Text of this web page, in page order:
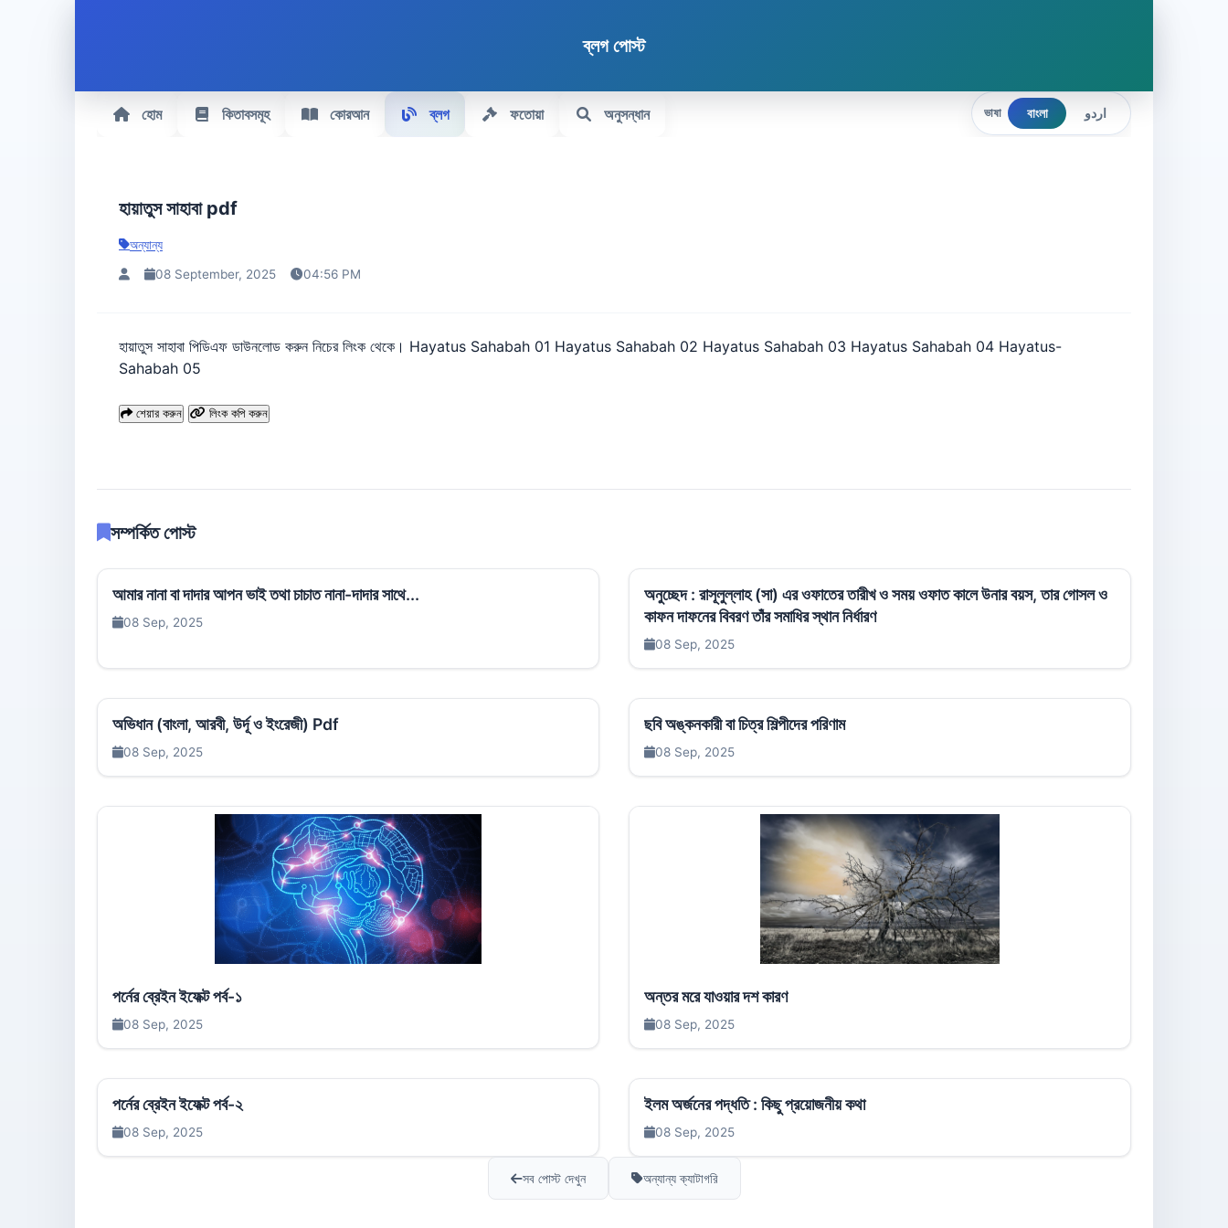
ব্লগ পোস্ট
হোম কিতাবসমূহ কোরআন ব্লগ ফতোয়া অনুসন্ধান ভাষা বাংলা اردو
হায়াতুস সাহাবা pdf
অন্যান্য
08 September, 2025 04:56 PM
হায়াতুস সাহাবা পিডিএফ ডাউনলোড করুন নিচের লিংক থেকে। Hayatus Sahabah 01 Hayatus Sahabah 02 Hayatus Sahabah 03 Hayatus Sahabah 04 Hayatus-
Sahabah 05
শেয়ার করুন লিংক কপি করুন
সম্পর্কিত পোস্ট
আমার নানা বা দাদার আপন ভাই তথা চাচাত নানা-দাদার সাথে...
08 Sep, 2025
অনুচ্ছেদ : রাসূলুল্লাহ (সা) এর ওফাতের তারীখ ও সময় ওফাত কালে উনার বয়স, তার গোসল ও
কাফন দাফনের বিবরণ তাঁর সমাধির স্থান নির্ধারণ
08 Sep, 2025
অভিধান (বাংলা, আরবী, উর্দূ ও ইংরেজী) Pdf
08 Sep, 2025
ছবি অঙ্কনকারী বা চিত্র শিল্পীদের পরিণাম
08 Sep, 2025
পর্নের ব্রেইন ইফেক্ট পর্ব-১
08 Sep, 2025
অন্তর মরে যাওয়ার দশ কারণ
08 Sep, 2025
পর্নের ব্রেইন ইফেক্ট পর্ব-২
08 Sep, 2025
ইলম অর্জনের পদ্ধতি : কিছু প্রয়োজনীয় কথা
08 Sep, 2025
সব পোস্ট দেখুন অন্যান্য ক্যাটাগরি